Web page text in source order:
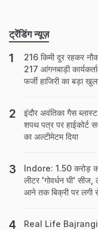
ट्रेंडिंग न्यूज़
216 किमी दूर रहकर
217 आंगनबाड़ी
फर्जी हाजिरी का बड़ा
इंदौर अवंतिका गैस
शपथ पत्र पर हाईकोर्ट
का अल्टीमेटम दिया
Indore: 1.50 करोड़
लीटर 'गोवर्धन घी' सीज,
आने तक बिक्री पर लगी
Real Life Bajrangi